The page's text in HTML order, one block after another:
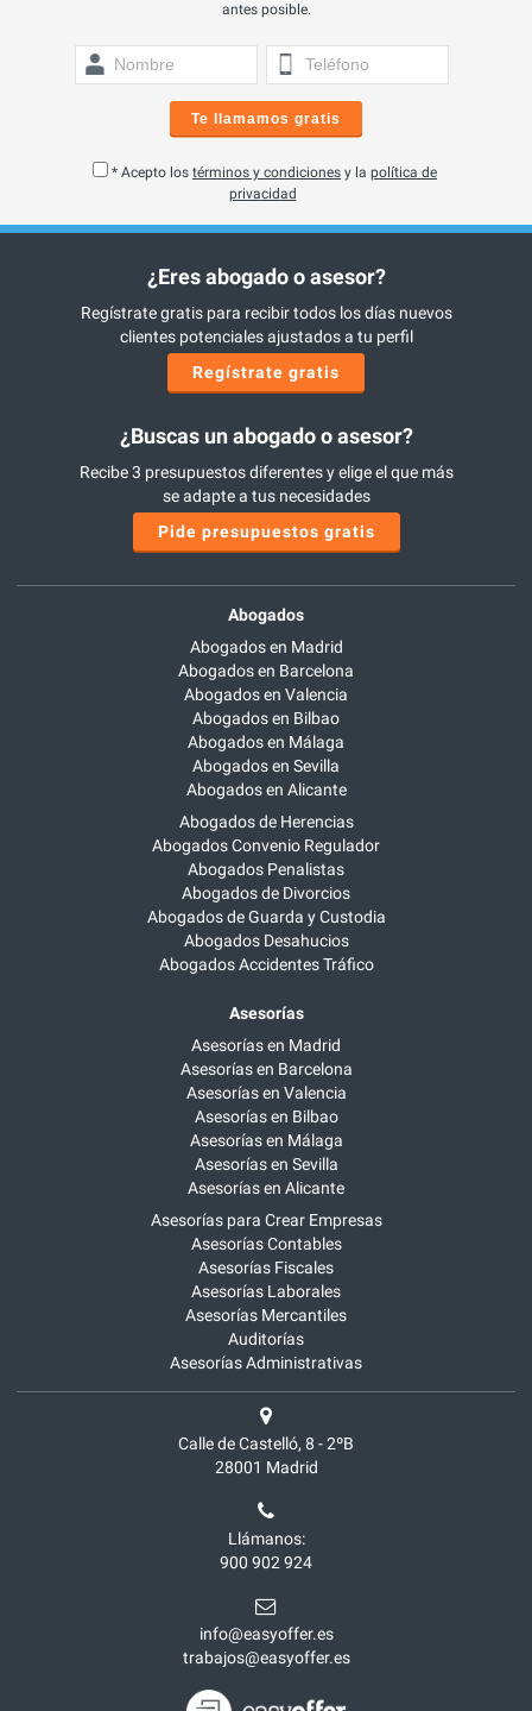
antes posible.
Te llamamos gratis
* Acepto los términos y condiciones y la política de
privacidad
¿Eres abogado o asesor?
Regístrate gratis para recibir todos los días nuevos
clientes potenciales ajustados a tu perfil
Regístrate gratis
¿Buscas un abogado o asesor?
Recibe 3 presupuestos diferentes y elige el que más
se adapte a tus necesidades
Pide presupuestos gratis
Abogados
Abogados en Madrid
Abogados en Barcelona
Abogados en Valencia
Abogados en Bilbao
Abogados en Málaga
Abogados en Sevilla
Abogados en Alicante
Abogados de Herencias
Abogados Convenio Regulador
Abogados Penalistas
Abogados de Divorcios
Abogados de Guarda y Custodia
Abogados Desahucios
Abogados Accidentes Tráfico
Asesorías
Asesorías en Madrid
Asesorías en Barcelona
Asesorías en Valencia
Asesorías en Bilbao
Asesorías en Málaga
Asesorías en Sevilla
Asesorías en Alicante
Asesorías para Crear Empresas
Asesorías Contables
Asesorías Fiscales
Asesorías Laborales
Asesorías Mercantiles
Auditorías
Asesorías Administrativas
Calle de Castelló, 8 - 2ºB
28001 Madrid
Llámanos:
900 902 924
info@easyoffer.es
trabajos@easyoffer.es